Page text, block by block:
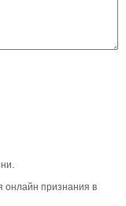
онлайн признания в